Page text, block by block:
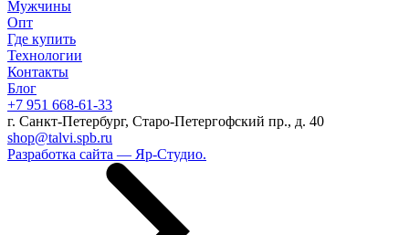
Мужчины
Опт
Где купить
Технологии
Контакты
Блог
+7 951 668-61-33
г. Санкт-Петербург, Старо-Петергофский пр., д. 40
shop@talvi.spb.ru
Разработка сайта — Яр-Студио.